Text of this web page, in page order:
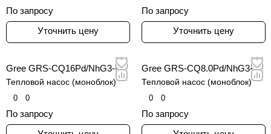
По запросу
Уточнить цену
По запросу
Уточнить цену
Gree GRS-CQ16Pd/NhG3-E
Тепловой насос (моноблок)
0 0
По запросу
Gree GRS-CQ8.0Pd/NhG3-E
Тепловой насос (моноблок)
0 0
По запросу